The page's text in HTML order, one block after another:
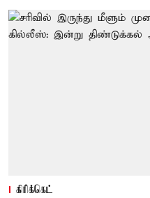
கிரிக்கெட்